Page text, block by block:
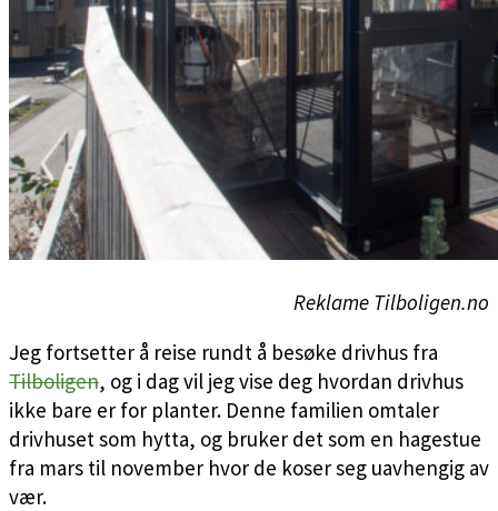
Reklame Tilboligen.no
Jeg fortsetter å reise rundt å besøke drivhus fra
Tilboligen, og i dag vil jeg vise deg hvordan drivhus
ikke bare er for planter. Denne familien omtaler
drivhuset som hytta, og bruker det som en hagestue
fra mars til november hvor de koser seg uavhengig av
vær.